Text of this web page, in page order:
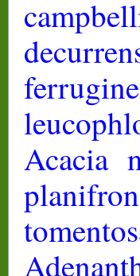
Acacia